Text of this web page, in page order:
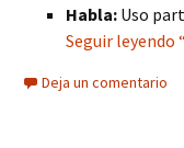
Habla: Uso
Seguir leyendo
Deja un comentario